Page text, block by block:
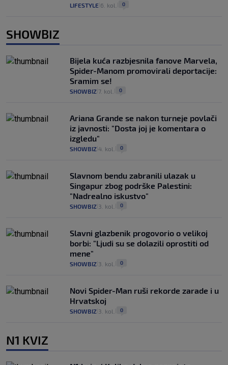
LIFESTYLE 6. kol. 0
SHOWBIZ
Bijela kuća razbjesnila fanove Marvela,
Spider-Manom promovirali deportacije:
Sramim se!
SHOWBIZ 7. kol. 0
Ariana Grande se nakon turneje povlači
iz javnosti: "Dosta joj je komentara o
izgledu"
SHOWBIZ 4. kol. 0
Slavnom bendu zabranili ulazak u
Singapur zbog podrške Palestini:
"Nadrealno iskustvo"
SHOWBIZ 3. kol. 0
Slavni glazbenik progovorio o velikoj
borbi: "Ljudi su se dolazili oprostiti od
mene"
SHOWBIZ 3. kol. 0
Novi Spider-Man ruši rekorde zarade i u
Hrvatskoj
SHOWBIZ 3. kol. 0
N1 KVIZ